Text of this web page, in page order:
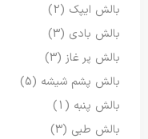
بالش ایپک (2)
بالش بادی (3)
بالش پر غاز (3)
بالش پشم شیشه (5)
بالش پنبه (1)
بالش طبی (3)